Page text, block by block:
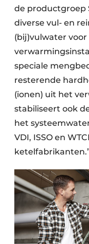
de productgroep
diverse vul- en
(bij)vulwater
speciale
resterende
(ionen) uit het
stabiliseert ook
het
VDI, ISSO en